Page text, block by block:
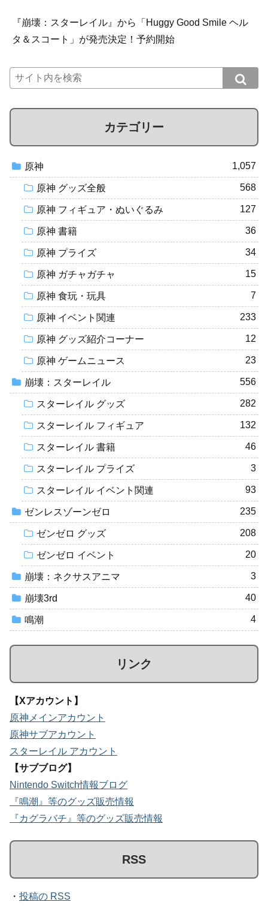
『崩壊：スターレイル』から「Huggy Good Smile ヘル
タ＆スコート」が発売決定！予約開始
カテゴリー
原神 1,057
原神 グッズ全般 568
原神 フィギュア・ぬいぐるみ 127
原神 書籍 36
原神 プライズ 34
原神 ガチャガチャ 15
原神 食玩・玩具 7
原神 イベント関連 233
原神 グッズ紹介コーナー 12
原神 ゲームニュース 23
崩壊：スターレイル 556
スターレイル グッズ 282
スターレイル フィギュア 132
スターレイル 書籍 46
スターレイル プライズ 3
スターレイル イベント関連 93
ゼンレスゾーンゼロ 235
ゼンゼロ グッズ 208
ゼンゼロ イベント 20
崩壊：ネクサスアニマ 3
崩壊3rd 40
鳴潮 4
リンク
【Xアカウント】
原神メインアカウント
原神サブアカウント
スターレイル アカウント
【サブブログ】
Nintendo Switch情報ブログ
『鳴潮』等のグッズ販売情報
『カグラバチ』等のグッズ販売情報
RSS
・ 投稿の RSS